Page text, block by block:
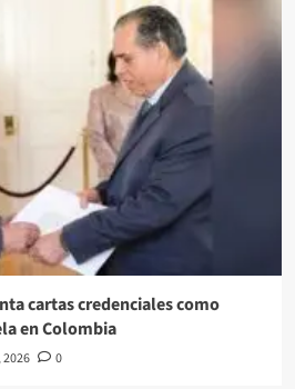
cartas credenciales como
en Colombia
0